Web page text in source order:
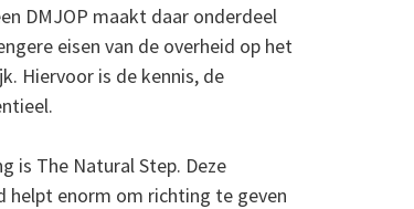
DMJOP maakt daar onderdeel
eisen van de overheid op het
Hiervoor is de kennis, de
is The Natural Step. Deze
helpt enorm om richting te geven